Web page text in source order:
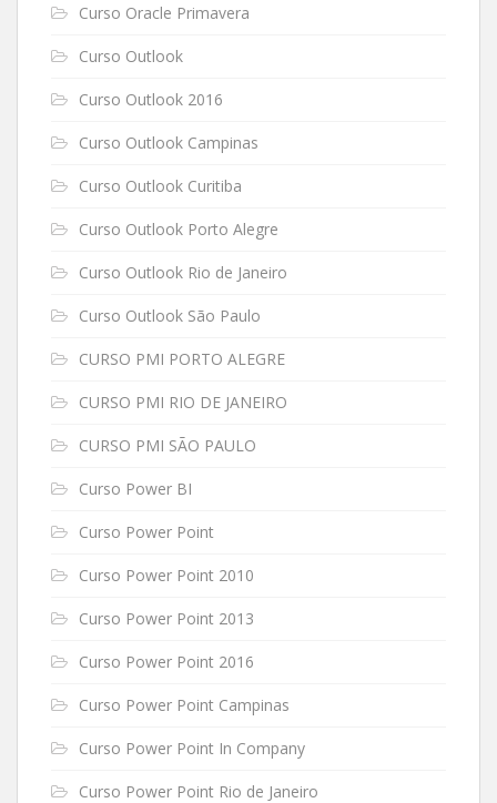
Curso Oracle Primavera
Curso Outlook
Curso Outlook 2016
Curso Outlook Campinas
Curso Outlook Curitiba
Curso Outlook Porto Alegre
Curso Outlook Rio de Janeiro
Curso Outlook São Paulo
CURSO PMI PORTO ALEGRE
CURSO PMI RIO DE JANEIRO
CURSO PMI SÃO PAULO
Curso Power BI
Curso Power Point
Curso Power Point 2010
Curso Power Point 2013
Curso Power Point 2016
Curso Power Point Campinas
Curso Power Point In Company
Curso Power Point Rio de Janeiro